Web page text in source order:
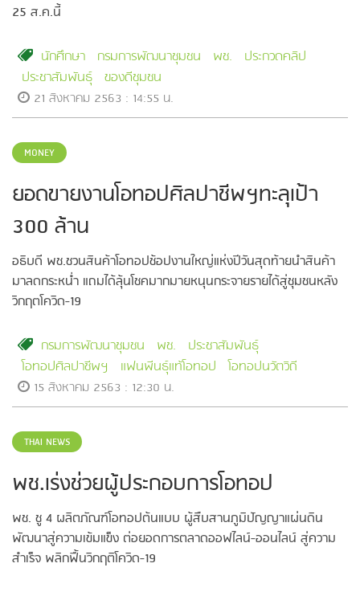
25 ส.ค.นี้
นักศึกษา กรมการพัฒนาชุมชน พช.
ประกวดคลิป
ประชาสัมพันธุ์ ของดีชุมชน
21 สิงหาคม 2563 : 14:55 น.
MONEY
ยอดขายงานโอทอปศิลปาชีพฯทะลุเป้า
300 ล้าน
อธิบดี พช.ชวนสินค้าโอทอปช้อปงานใหญ่แห่งปีวันสุดท้ายนำสินค้า
มาลดกระหน่ำ แถมได้ลุ้นโชคมากมายหนุนกระจายรายได้สู่ชุมชนหลัง
วิกฤตโควิด-19
กรมการพัฒนาชุมชน พช.
ประชาสัมพันธุ์
โอทอปศิลปาชีพฯ
แฟนพีนธุ์แท้โอทอป โอทอปนวัตวิถี
15 สิงหาคม 2563 : 12:30 น.
THAI NEWS
พช.เร่งช่วยผู้ประกอบการโอทอป
พช. ชู 4 ผลิตภัณฑ์โอทอปต้นแบบ ผู้สืบสานภูมิปัญญาแผ่นดิน
พัฒนาสู่ความเข้มแข็ง ต่อยอดการตลาดออฟไลน์-ออนไลน์ สู่ความ
สำเร็จ พลิกฟื้นวิกฤติโควิด-19